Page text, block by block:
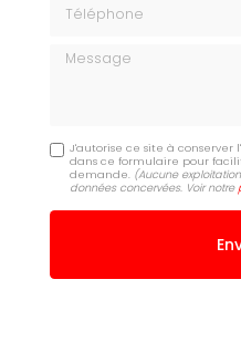
Message
J'autorise ce site à conserver
dans ce formulaire pour
demande. (Aucune
données concervées. Voir notre